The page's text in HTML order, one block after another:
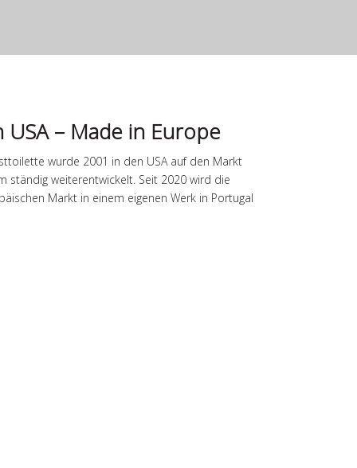
USA – Made in Europe
wurde 2001 in den USA auf den Markt
ständig weiterentwickelt. Seit 2020 wird die
Markt in einem eigenen Werk in Portugal